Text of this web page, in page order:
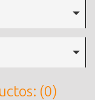
(0)